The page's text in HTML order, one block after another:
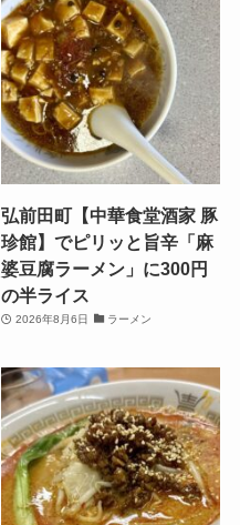
弘前田町【中華食堂酒家 豚
珍館】でピリッと旨辛「麻
婆豆腐ラーメン」に300円
の半ライス
2026年8月6日 ラーメン